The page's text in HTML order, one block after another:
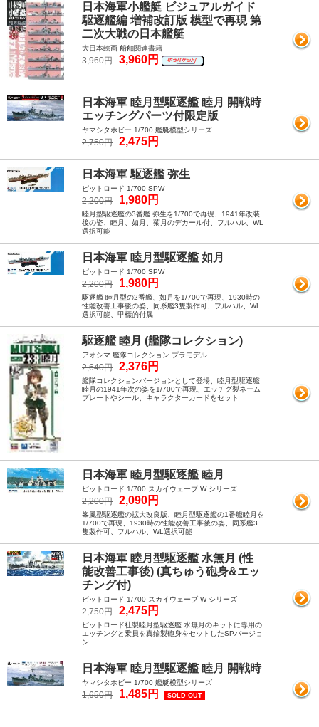
日本海軍小艦艇 ビジュアルガイド
駆逐艦編 増補改訂版 模型で再現 第
二次大戦の日本艦艇
大日本絵画 船舶関連書籍
3,960円 3,960円
日本海軍 睦月型駆逐艦 睦月 開戦時
エッチングパーツ付限定版
ヤマシタホビー 1/700 艦艇模型シリーズ
2,750円 2,475円
日本海軍 駆逐艦 弥生
ピットロード 1/700 SPW
2,200円 1,980円
睦月型駆逐艦の3番艦 弥生を1/700で再現、1941年改装
後の姿、睦月、如月、菊月のデカール付、フルハル、WL
選択可能
日本海軍 睦月型駆逐艦 如月
ピットロード 1/700 SPW
2,200円 1,980円
駆逐艦 睦月型の2番艦、如月を1/700で再現、1930時の
性能改善工事後の姿、同系艦3隻製作可、フルハル、WL
選択可能、甲標的付属
駆逐艦 睦月 (艦隊コレクション)
アオシマ 艦隊コレクション プラモデル
2,640円 2,376円
艦隊コレクションバージョンとして登場、睦月型駆逐艦
睦月の1941年次の姿を1/700で再現、エッチグ製ネーム
プレートやシール、キャラクターカードをセット
日本海軍 睦月型駆逐艦 睦月
ピットロード 1/700 スカイウェーブ W シリーズ
2,200円 2,090円
峯風型駆逐艦の拡大改良版、睦月型駆逐艦の1番艦睦月を
1/700で再現、1930時の性能改善工事後の姿、同系艦3
隻製作可、フルハル、WL選択可能
日本海軍 睦月型駆逐艦 水無月 (性
能改善工事後) (真ちゅう砲身&エッ
チング付)
ピットロード 1/700 スカイウェーブ W シリーズ
2,750円 2,475円
ピットロード社製睦月型駆逐艦 水無月のキットに専用の
エッチングと乗員を真鍮製砲身をセットしたSPバージョ
ン
日本海軍 睦月型駆逐艦 睦月 開戦時
ヤマシタホビー 1/700 艦艇模型シリーズ
1,650円 1,485円 SOLD OUT